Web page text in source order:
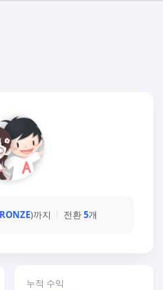
)까지 전환5개
누적 수익